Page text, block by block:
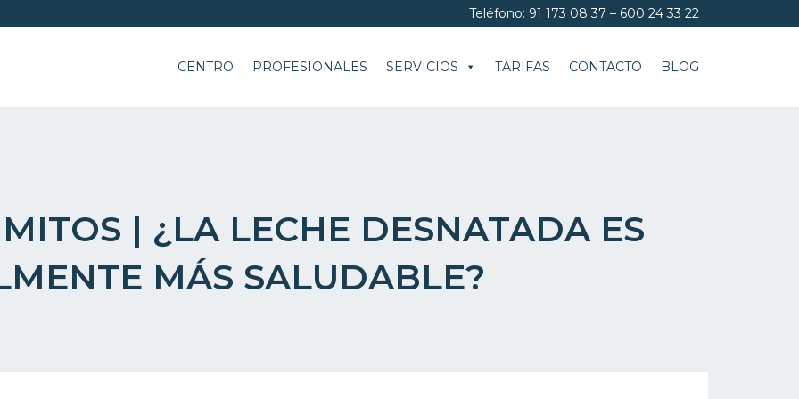
Teléfono: 91 173 08 37 – 600 24 33 22
CENTRO PROFESIONALES SERVICIOS TARIFAS CONTACTO BLOG
| ¿LA LECHE DESNATADA ES
MÁS SALUDABLE?